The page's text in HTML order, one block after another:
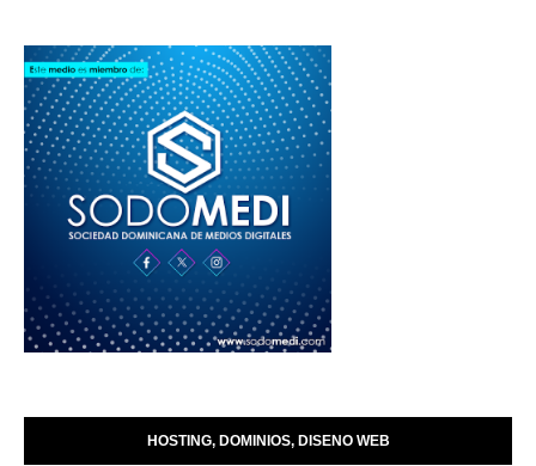
HOSTING, DOMINIOS, DISENO WEB